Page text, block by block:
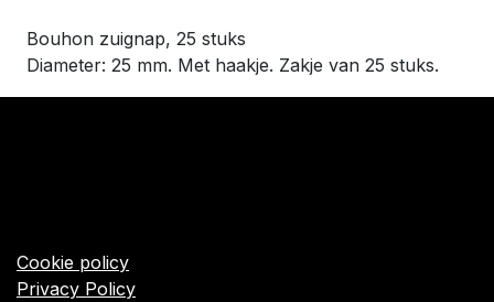
Bouhon zuignap, 25 stuks
Diameter: 25 mm. Met haakje. Zakje van 25 stuks.
Cookie policy
Privacy Policy